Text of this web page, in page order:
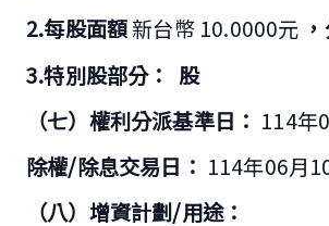
2.每股面額新台幣 10.0000元
3.特別股部分：
股
（七）權利分派基準日： 114年
除權/除息交易日： 114年06月
（八）增資計劃/用途：